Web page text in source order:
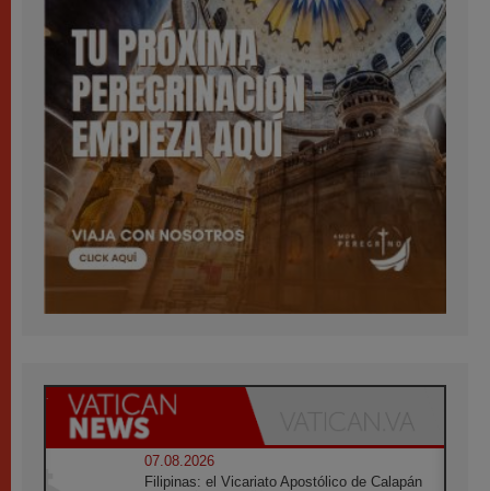
07.08.2026
Filipinas: el Vicariato Apostólico de Calapán